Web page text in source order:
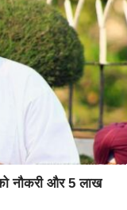
नौकरी और 5 लाख